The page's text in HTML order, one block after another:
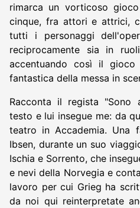
rimarca un vorticoso
cinque, fra attori e attrici,
tutti i personaggi
reciprocamente sia in
accentuando così il
fantastica della messa in
Racconta il regista "Sono
testo e lui insegue me: da
teatro in Accademia. Una
Ibsen, durante un suo
Ischia e Sorrento, che
e nevi della Norvegia e
lavoro per cui Grieg ha
da noi qui reinterpretate